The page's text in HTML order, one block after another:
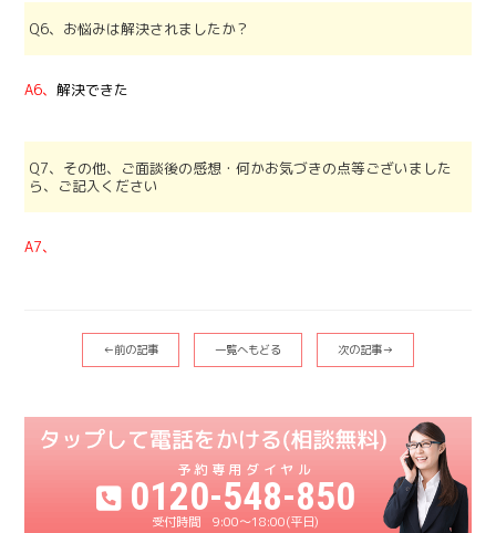
Q6、お悩みは解決されましたか？
A6、解決できた
Q7、その他、ご面談後の感想・何かお気づきの点等ございました
ら、ご記入ください
A7、
←前の記事 一覧へもどる 次の記事→
0120-548-850
9:00〜18:00(平日)